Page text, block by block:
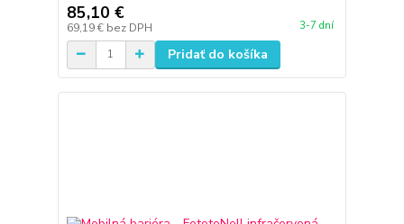
85,10 €
69,19 € bez DPH 3-7 dní
Pridať do košíka